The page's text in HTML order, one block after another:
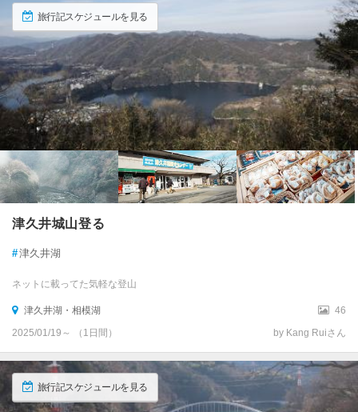
旅行記スケジュールを見る
津久井城山登る
#津久井湖
ネットに載ってた気軽な登山
津久井湖・相模湖
46
2025/01/19～ （1日間）
by Kang Ruiさん
旅行記スケジュールを見る